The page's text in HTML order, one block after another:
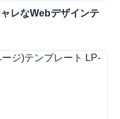
レなWebデザインテ